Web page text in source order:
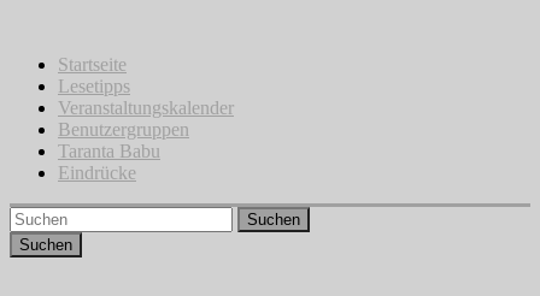
springenStartseite
Lesetipps
Veranstaltungskalender
Benutzergruppen
Taranta Babu
Eindrücke
Suchen